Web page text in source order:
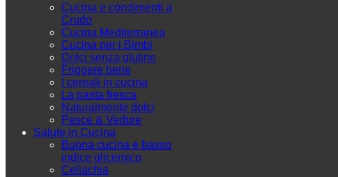
Cucina e condimenti a
Crudo
Cucina Mediterranea
Cucina per i Bimbi
Dolci senza glutine
Friggere bene
I cereali in cucina
La pasta fresca
Naturalmente dolci
Pesce & Vedure
Salute in Cucina
Buona cucina e basso
indice glicemico
Celiachia